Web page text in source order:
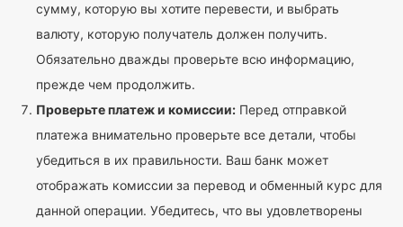
сумму, которую вы хотите перевести, и выбрать
валюту, которую получатель должен получить.
Обязательно дважды проверьте всю информацию,
прежде чем продолжить.
Проверьте платеж и комиссии: Перед отправкой
платежа внимательно проверьте все детали, чтобы
убедиться в их правильности. Ваш банк может
отображать комиссии за перевод и обменный курс для
данной операции. Убедитесь, что вы удовлетворены